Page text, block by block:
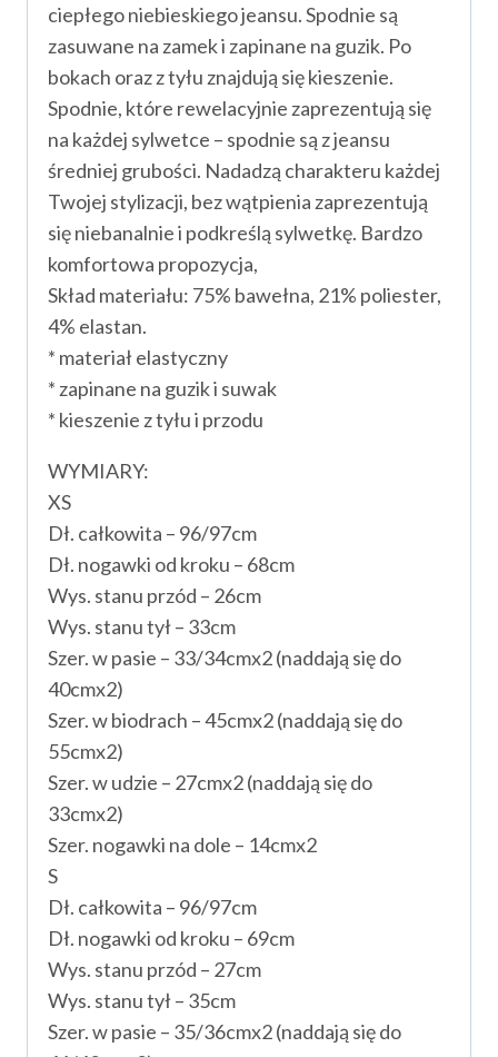
ciepłego niebieskiego jeansu. Spodnie są
zasuwane na zamek i zapinane na guzik. Po
bokach oraz z tyłu znajdują się kieszenie.
Spodnie, które rewelacyjnie zaprezentują się
na każdej sylwetce – spodnie są z jeansu
średniej grubości. Nadadzą charakteru każdej
Twojej stylizacji, bez wątpienia zaprezentują
się niebanalnie i podkreślą sylwetkę. Bardzo
komfortowa propozycja,
Skład materiału: 75% bawełna, 21% poliester,
4% elastan.
* materiał elastyczny
* zapinane na guzik i suwak
* kieszenie z tyłu i przodu
WYMIARY:
XS
Dł. całkowita – 96/97cm
Dł. nogawki od kroku – 68cm
Wys. stanu przód – 26cm
Wys. stanu tył – 33cm
Szer. w pasie – 33/34cmx2 (naddają się do
40cmx2)
Szer. w biodrach – 45cmx2 (naddają się do
55cmx2)
Szer. w udzie – 27cmx2 (naddają się do
33cmx2)
Szer. nogawki na dole – 14cmx2
S
Dł. całkowita – 96/97cm
Dł. nogawki od kroku – 69cm
Wys. stanu przód – 27cm
Wys. stanu tył – 35cm
Szer. w pasie – 35/36cmx2 (naddają się do